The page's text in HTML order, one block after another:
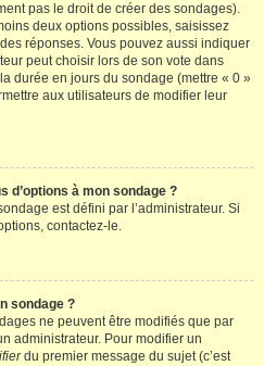
pas le droit de créer des sondages).
deux options possibles, saisissez
réponses. Vous pouvez aussi indiquer
peut choisir lors de son vote dans
durée en jours du sondage (mettre « 0 »
aux utilisateurs de modifier leur
d’options à mon sondage ?
est défini par l’administrateur. Si
contactez-le.
sondage ?
ne peuvent être modifiés que par
administrateur. Pour modifier un
du premier message du sujet (c’est